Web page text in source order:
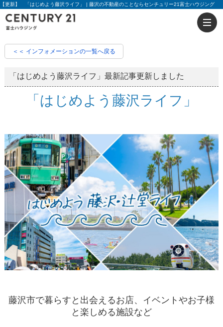
【更新】 「はじめよう藤沢ライフ」 | 藤沢の不動産のことならセンチュリー21富士ハウジング
＜＜ インフォメーションの一覧へ戻る
「はじめよう藤沢ライフ」最新記事更新しました
「はじめよう藤沢ライフ」
藤沢市で暮らすと出会えるお店、イベントやお子様
と楽しめる施設など